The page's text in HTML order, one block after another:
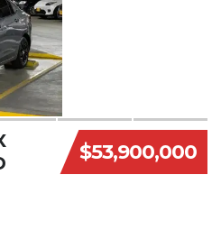
$53,900,000